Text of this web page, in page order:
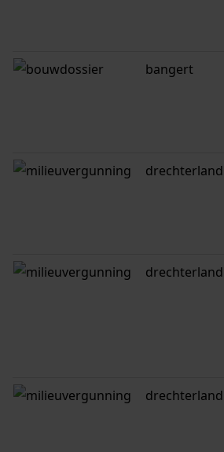
bangert
drechterland
drechterland
drechterland